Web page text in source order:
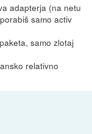
adapterja (na netu
samo activ
samo zlotaj
relativno